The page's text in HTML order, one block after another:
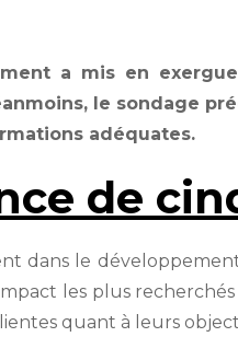
a mis en
le sondage
adéquates.
de
dans le
les plus
quant à leurs